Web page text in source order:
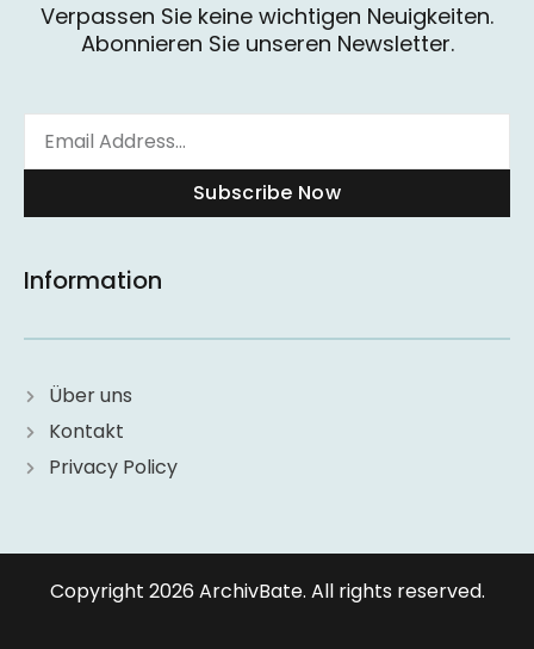
Verpassen Sie keine wichtigen Neuigkeiten.
Abonnieren Sie unseren Newsletter.
Subscribe Now
Information
Über uns
Kontakt
Privacy Policy
Copyright 2026 ArchivBate. All rights reserved.